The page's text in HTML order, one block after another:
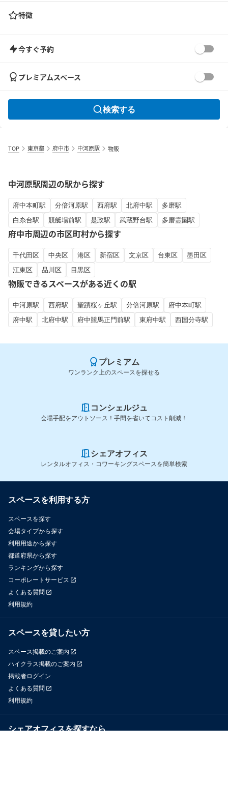
特徴
今すぐ予約
プレミアムスペース
検索する
TOP 東京都 府中市 中河原駅 物販
中河原駅周辺の駅から探す
府中本町駅 分倍河原駅 西府駅 北府中駅
多磨駅
白糸台駅
競艇場前駅 是政駅 武蔵野台駅 多磨霊園駅
府中市周辺の市区町村から探す
千代田区 中央区 港区 新宿区 文京区 台東区
墨田区
江東区
品川区 目黒区
物販できるスペースがある近くの駅
中河原駅 西府駅 聖蹟桜ヶ丘駅 分倍河原駅
府中本町駅
府中駅
北府中駅 府中競馬正門前駅 東府中駅 西国分寺駅
プレミアム
ワンランク上のスペースを探せる
コンシェルジュ
会場手配をアウトソース！手間を省いてコスト削減！
シェアオフィス
レンタルオフィス・コワーキングスペースを簡単検索
スペースを利用する方
スペースを探す
会場タイプから探す
利用用途から探す
都道府県から探す
ランキングから探す
コーポレートサービス
よくある質問
利用規約
スペースを貸したい方
スペース掲載のご案内
ハイクラス掲載のご案内
掲載者ログイン
よくある質問
利用規約
シェアオフィスを探すなら